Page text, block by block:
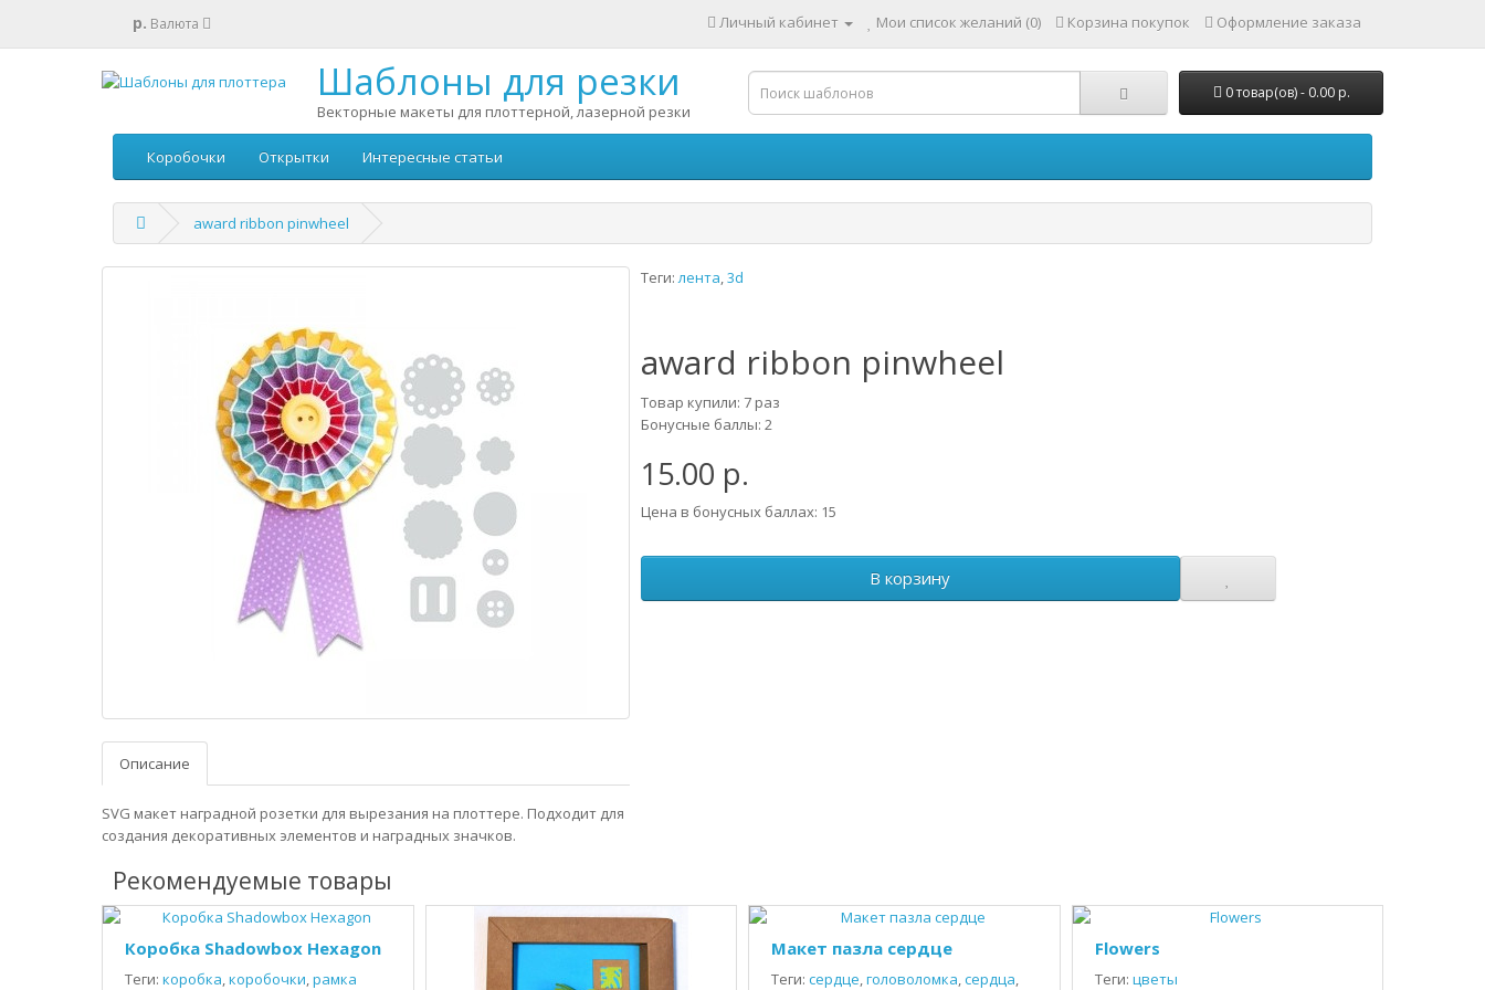
р. Валюта Личный кабинет Мои список желаний (0) Корзина покупок Оформление заказа
Шаблоны для резки
Векторные макеты для плоттерной, лазерной резки
0 товар(ов) - 0.00 р.
Коробочки Открытки Интересные статьи
award ribbon pinwheel
Описание
SVG макет наградной розетки для вырезания на плоттере. Подходит для
создания декоративных элементов и наградных значков.
Теги:лента,3d
award ribbon pinwheel
Товар купили: 7 раз
Бонусные баллы: 2
15.00 р.
Цена в бонусных баллах: 15
В корзину
Рекомендуемые товары
Коробка Shadowbox Hexagon
Теги: коробка,коробочки,рамка
Макет пазла сердце
Теги: сердце,головоломка,сердца,
Flowers
Теги: цветы